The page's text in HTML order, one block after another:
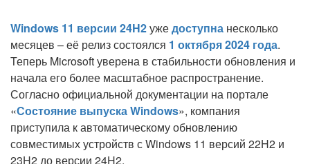
Windows 11 версии 24H2ужедоступна несколько
месяцев – её релиз состоялся 1 октября 2024 года.
Теперь Microsoft уверена в стабильности обновления и
начала его более масштабное распространение.
Согласно официальной документации на портале
«Состояние выпуска Windows», компания
приступила к автоматическому обновлению
совместимых устройств с Windows 11 версий 22H2 и
23H2 до версии 24H2.